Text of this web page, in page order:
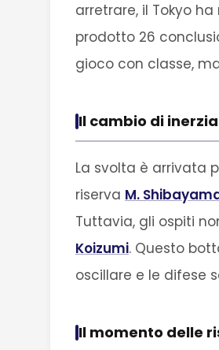
arretrare, il Tokyo
prodotto 26
gioco con classe,
Il cambio di inerzia
La svolta è arrivata
riserva M.
Tuttavia, gli ospiti
Koizumi. Questo
oscillare e le difese
Il momento delle